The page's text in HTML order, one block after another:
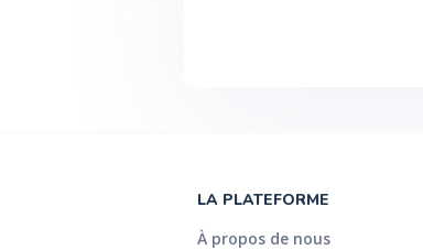
LA PLATEFORME
À propos de nous